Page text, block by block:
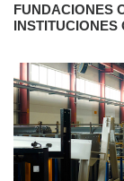
FUNDACIONES
INSTITUCIONES